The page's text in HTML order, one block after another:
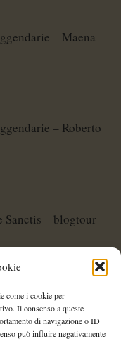
come i cookie per
Il consenso a queste
di navigazione o ID
può influire negativamente
– Maena
– Roberto
Sanctis – blogtour